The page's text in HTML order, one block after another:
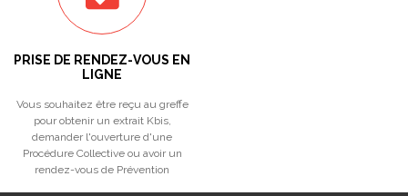
PRISE DE RENDEZ-VOUS EN
LIGNE
Vous souhaitez être reçu au greffe
pour obtenir un extrait Kbis,
demander l'ouverture d'une
Procédure Collective ou avoir un
rendez-vous de Prévention